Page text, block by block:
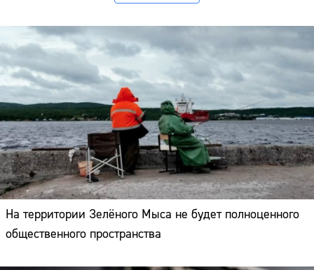
На территории Зелёного Мыса не будет полноценного
общественного пространства